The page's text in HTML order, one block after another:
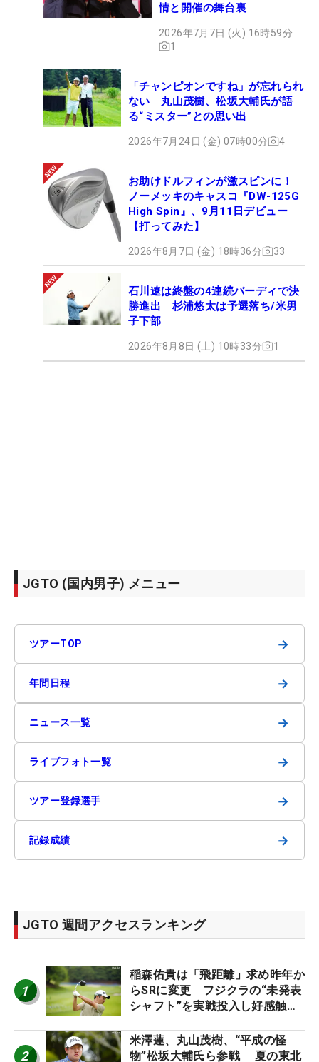
情と開催の舞台裏
2026年7月7日 (火) 16時59分
1
「チャンピオンですね」が忘れられ
ない 丸山茂樹、松坂大輔氏が語
る“ミスター”との思い出
2026年7月24日 (金) 07時00分 4
お助けドルフィンが激スピンに！
ノーメッキのキャスコ『DW-125G
High Spin』、9月11日デビュー
【打ってみた】
2026年8月7日 (金) 18時36分 33
石川遼は終盤の4連続バーディで決
勝進出 杉浦悠太は予選落ち/米男
子下部
2026年8月8日 (土) 10時33分 1
JGTO (国内男子) メニュー
ツアーTOP →
年間日程 →
ニュース一覧 →
ライブフォト一覧 →
ツアー登録選手 →
記録成績 →
JGTO 週間アクセスランキング
1
稲森佑貴は「飛距離」求め昨年か
らSRに変更 フジクラの“未発表
シャフト”を実戦投入し好感触
ーのヒトネタ！】
2
米澤蓮、丸山茂樹、“平成の怪
物”松坂大輔氏ら参戦 夏の東北